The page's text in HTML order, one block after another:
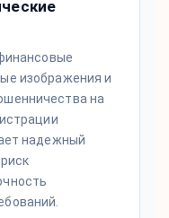
изображения и
на
надежный